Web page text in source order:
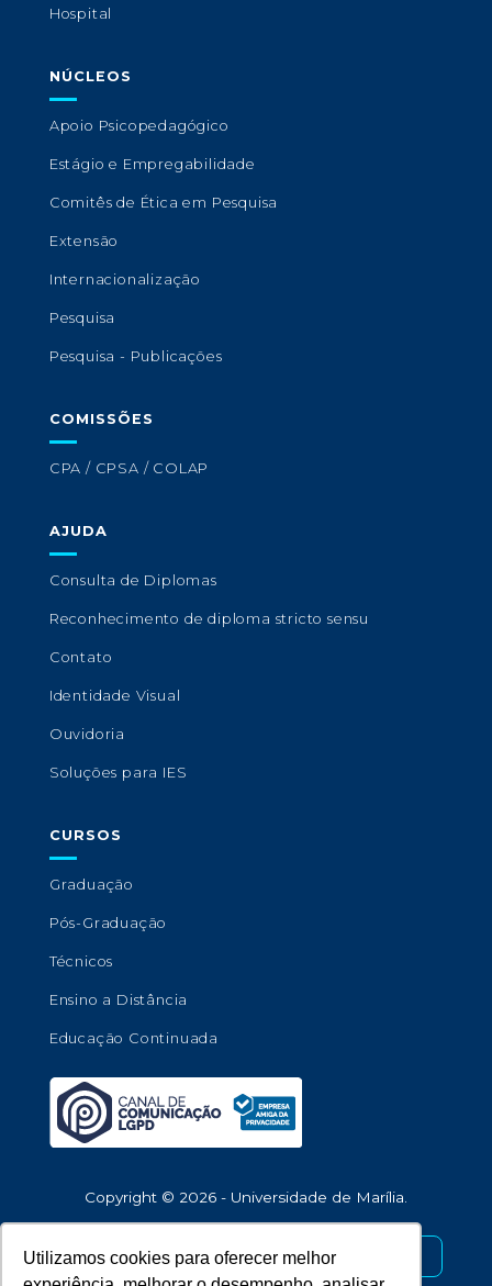
Utilizamos cookies para oferecer melhor
Hospital
NÚCLEOS
Apoio Psicopedagógico
Estágio e Empregabilidade
Comitês de Ética em Pesquisa
Extensão
Internacionalização
Pesquisa
Pesquisa - Publicações
COMISSÕES
CPA / CPSA / COLAP
AJUDA
Consulta de Diplomas
Reconhecimento de diploma stricto sensu
Contato
Identidade Visual
Ouvidoria
Soluções para IES
CURSOS
Graduação
Pós-Graduação
Técnicos
Ensino a Distância
Educação Continuada
Copyright © 2026 - Universidade de Marília.
Desenvolvido por